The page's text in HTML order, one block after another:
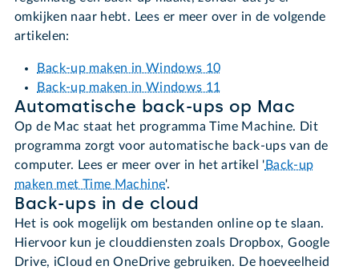
omkijken naar hebt. Lees er meer over in de volgende
artikelen:
Back-up maken in Windows 10
Back-up maken in Windows 11
Automatische back-ups op Mac
Op de Mac staat het programma Time Machine. Dit
programma zorgt voor automatische back-ups van de
computer. Lees er meer over in het artikel ' Back-up
maken met Time Machine'.
Back-ups in de cloud
Het is ook mogelijk om bestanden online op te slaan.
Hiervoor kun je clouddiensten zoals Dropbox, Google
Drive, iCloud en OneDrive gebruiken. De hoeveelheid